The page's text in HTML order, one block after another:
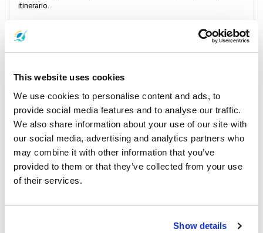
This website uses cookies
We use cookies to personalise content and ads, to
provide social media features and to analyse our traffic.
We also share information about your use of our site with
our social media, advertising and analytics partners who
may combine it with other information that you’ve
provided to them or that they’ve collected from your use
of their services.
Show details
itinerario.
Misión y Visión
marítimos seguros, eficientes y agradables para los turistas. La
seguridad y un excelente servicio al cliente para garantizar que los
pasajeros disfruten de una experiencia placentera. Con un enfoque
en traslados fluidos y viajes agradables, Wang Sai Speedboat se
esfuerza por ser una de las mejores opciones para aventuras de
isla en isla en Tailandia.
Servicios de la Empresa
islas. Los servicios están diseñados para satisfacer las